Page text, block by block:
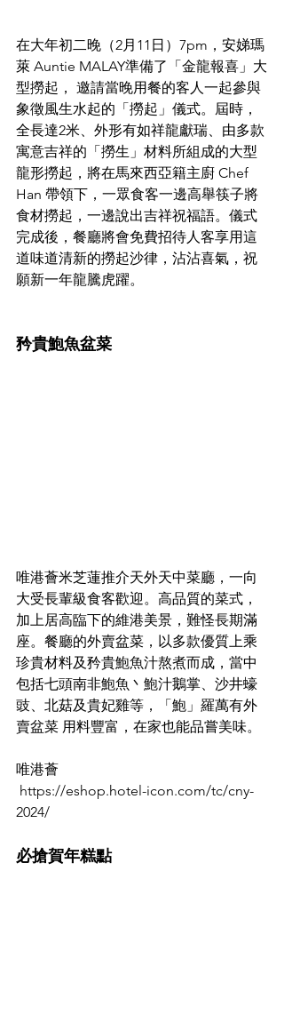
在大年初二晚（2月11日）7pm，安娣瑪
萊 Auntie MALAY準備了「金龍報喜」大
型撈起， 邀請當晚用餐的客人一起參與
象徵風生水起的「撈起」儀式。屆時，
全長達2米、外形有如祥龍獻瑞、由多款
寓意吉祥的「撈生」材料所組成的大型
龍形撈起，將在馬來西亞籍主廚 Chef
Han 帶領下，一眾食客一邊高舉筷子將
食材撈起，一邊說出吉祥祝福語。儀式
完成後，餐廳將會免費招待人客享用這
道味道清新的撈起沙律，沾沾喜氣，祝
願新一年龍騰虎躍。
矜貴鮑魚盆菜
唯港薈米芝蓮推介天外天中菜廳，一向
大受長輩級食客歡迎。高品質的菜式，
加上居高臨下的維港美景，難怪長期滿
座。餐廳的外賣盆菜，以多款優質上乘
珍貴材料及矜貴鮑魚汁熬煮而成，當中
包括七頭南非鮑魚丶鮑汁鵝掌、沙井蠔
豉、北菇及貴妃雞等，「鮑」羅萬有外
賣盆菜 用料豐富，在家也能品嘗美味。
唯港薈
https://eshop.hotel-icon.com/tc/cny-
2024/
必搶賀年糕點